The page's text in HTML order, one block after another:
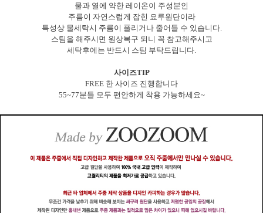
물과 열에 약한 레이온이 주성분인
주름이 자연스럽게 잡힌 요루원단이라
특성상 물세탁시 주름이 풀리거나 줄어들 수 있습니다.
스팀을 해주시면 원상복구 되니 꼭 참고해주시고
세탁후에는 반드시 스팀 부탁드립니다.
사이즈TIP
FREE 한 사이즈 진행합니다
55~77분들 모두 편안하게 착용 가능하세요~